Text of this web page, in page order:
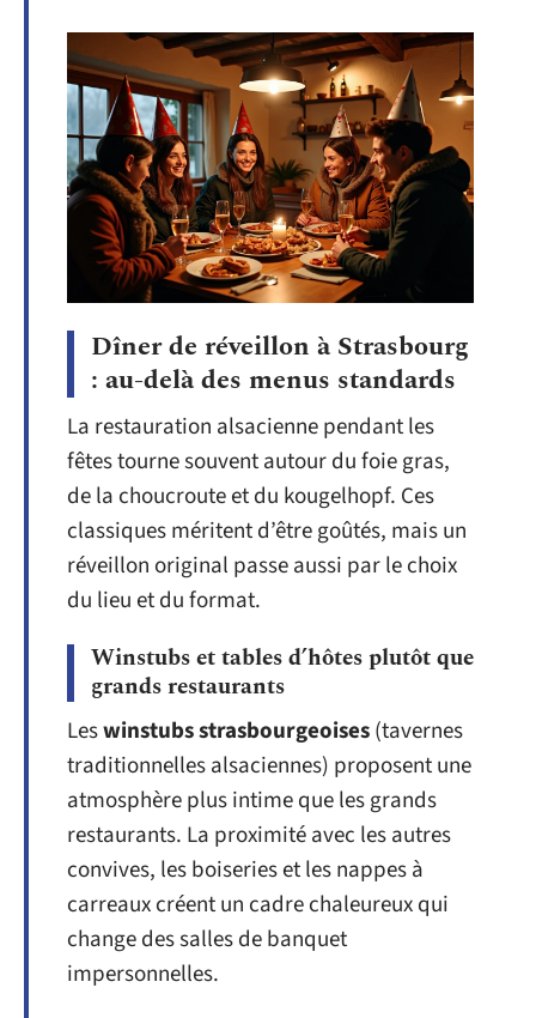
Dîner de réveillon à Strasbourg
: au-delà des menus standards
La restauration alsacienne pendant les
fêtes tourne souvent autour du foie gras,
de la choucroute et du kougelhopf. Ces
classiques méritent d’être goûtés, mais un
réveillon original passe aussi par le choix
du lieu et du format.
Winstubs et tables d’hôtes plutôt que
grands restaurants
Leswinstubs strasbourgeoises(tavernes
traditionnelles alsaciennes) proposent une
atmosphère plus intime que les grands
restaurants. La proximité avec les autres
convives, les boiseries et les nappes à
carreaux créent un cadre chaleureux qui
change des salles de banquet
impersonnelles.